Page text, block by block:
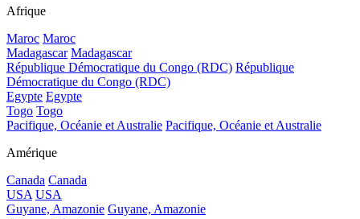
Afrique
Maroc Maroc
Madagascar Madagascar
République Démocratique du Congo (RDC) République
Démocratique du Congo (RDC)
Egypte Egypte
Togo Togo
Pacifique, Océanie et Australie Pacifique, Océanie et Australie
Amérique
Canada Canada
USA USA
Guyane, Amazonie Guyane, Amazonie